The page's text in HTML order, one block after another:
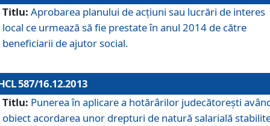
Titlu: Aprobarea planului de acţiuni sau lucrări de interes
local ce urmează să fie prestate în anul 2014 de către
beneficiarii de ajutor social.
587/16.12.2013
Titlu: Punerea în aplicare a hotărârilor judecătoreşti
obiect acordarea unor drepturi de natură salarială